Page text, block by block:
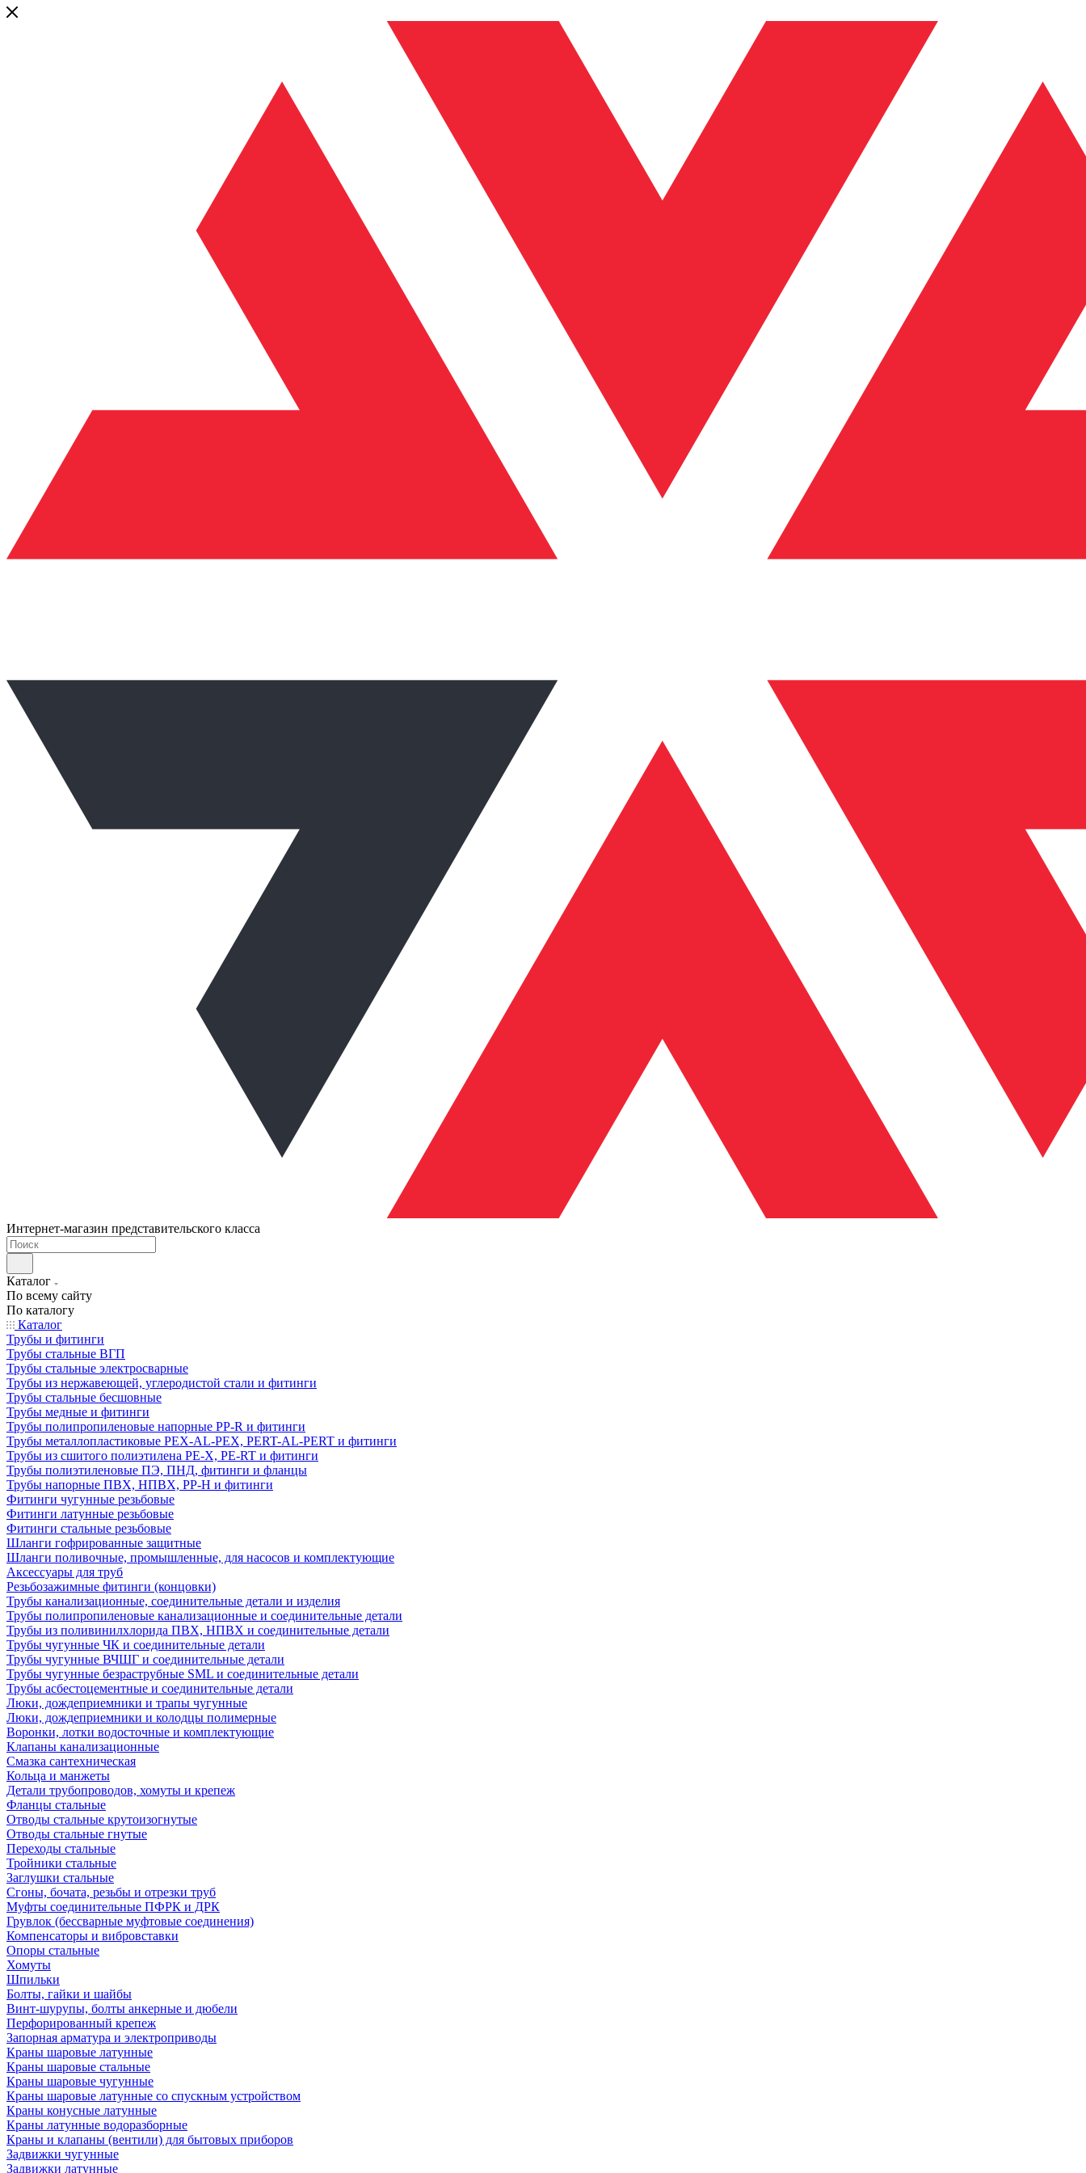
Интернет-магазин представительского класса
Каталог
По всему сайту
По каталогу
Каталог
Трубы и фитинги
Трубы стальные ВГП
Трубы стальные электросварные
Трубы из нержавеющей, углеродистой стали и фитинги
Трубы стальные бесшовные
Трубы медные и фитинги
Трубы полипропиленовые напорные PP-R и фитинги
Трубы металлопластиковые PEX-AL-PEX, PERT-AL-PERT и фитинги
Трубы из сшитого полиэтилена PE-X, PE-RT и фитинги
Трубы полиэтиленовые ПЭ, ПНД, фитинги и фланцы
Трубы напорные ПВХ, НПВХ, PP-H и фитинги
Фитинги чугунные резьбовые
Фитинги латунные резьбовые
Фитинги стальные резьбовые
Шланги гофрированные защитные
Шланги поливочные, промышленные, для насосов и комплектующие
Аксессуары для труб
Резьбозажимные фитинги (концовки)
Трубы канализационные, соединительные детали и изделия
Трубы полипропиленовые канализационные и соединительные детали
Трубы из поливинилхлорида ПВХ, НПВХ и соединительные детали
Трубы чугунные ЧК и соединительные детали
Трубы чугунные ВЧШГ и соединительные детали
Трубы чугунные безраструбные SML и соединительные детали
Трубы асбестоцементные и соединительные детали
Люки, дождеприемники и трапы чугунные
Люки, дождеприемники и колодцы полимерные
Воронки, лотки водосточные и комплектующие
Клапаны канализационные
Смазка сантехническая
Кольца и манжеты
Детали трубопроводов, хомуты и крепеж
Фланцы стальные
Отводы стальные крутоизогнутые
Отводы стальные гнутые
Переходы стальные
Тройники стальные
Заглушки стальные
Сгоны, бочата, резьбы и отрезки труб
Муфты соединительные ПФРК и ДРК
Грувлок (бессварные муфтовые соединения)
Компенсаторы и вибровставки
Опоры стальные
Хомуты
Шпильки
Болты, гайки и шайбы
Винт-шурупы, болты анкерные и дюбели
Перфорированный крепеж
Запорная арматура и электроприводы
Краны шаровые латунные
Краны шаровые стальные
Краны шаровые чугунные
Краны шаровые латунные со спускным устройством
Краны конусные латунные
Краны латунные водоразборные
Краны и клапаны (вентили) для бытовых приборов
Задвижки чугунные
Задвижки латунные